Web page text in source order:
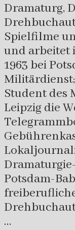
Dramaturg,
Spielfilme
und arbeitet
1963 bei
Student des
Leipzig die
Potsdam-
…